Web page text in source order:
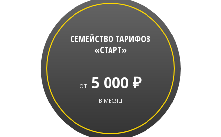
СЕМЕЙСТВО ТАРИФОВ
«СТАРТ»
ОТ 5 000 ₽
В МЕСЯЦ